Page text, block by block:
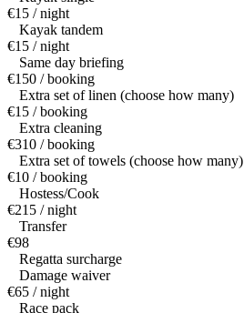
€15 / night
Kayak tandem
€15 / night
Same day briefing
€150 / booking
Extra set of linen (choose how many)
€15 / booking
Extra cleaning
€310 / booking
Extra set of towels (choose how many)
€10 / booking
Hostess/Cook
€215 / night
Transfer
€98
Regatta surcharge
Damage waiver
€65 / night
Race pack